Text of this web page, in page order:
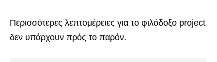
Περισσότερες λεπτομέρειες για το φιλόδοξο project
δεν υπάρχουν πρός το παρόν.